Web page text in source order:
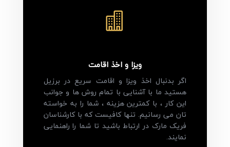

ویزا و اخذ اقامت
اگر بدنبال اخذ ویزا و اقامت سریع در برزیل
هستید ما با آشنایی با تمام روش ها و جوانب
این کار ، با کمترین هزینه ، شما را به خواسته
تان می رسانیم. تنها کافیست که با کارشناسان
فریک مارک در ارتباط باشید تا شما را راهنمایی
نمایند.